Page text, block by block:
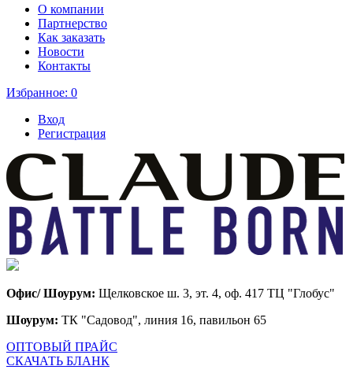
О компании
Партнерство
Как заказать
Новости
Контакты
Избранное: 0
Вход
Регистрация
Офис/ Шоурум: Щелковское ш. 3, эт. 4, оф. 417 ТЦ "Глобус"
Шоурум: ТК "Садовод", линия 16, павильон 65
ОПТОВЫЙ ПРАЙС
СКАЧАТЬ БЛАНК